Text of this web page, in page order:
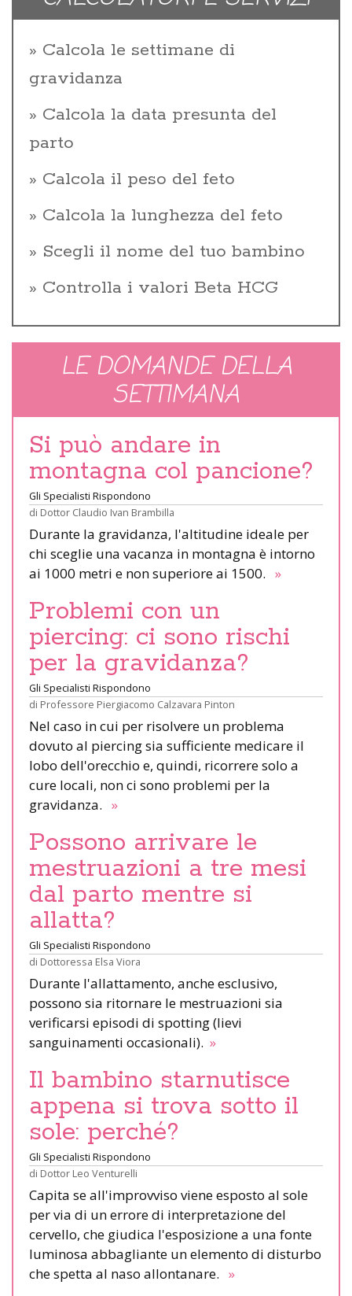
Calcola le settimane di
gravidanza
Calcola la data presunta del
parto
Calcola il peso del feto
Calcola la lunghezza del feto
Scegli il nome del tuo bambino
Controlla i valori Beta HCG
LE DOMANDE DELLA
SETTIMANA
Si può andare in
montagna col pancione?
Gli Specialisti Rispondono
di Dottor Claudio Ivan Brambilla
Durante la gravidanza, l'altitudine ideale per
chi sceglie una vacanza in montagna è intorno
ai 1000 metri e non superiore ai 1500. »
Problemi con un
piercing: ci sono rischi
per la gravidanza?
Gli Specialisti Rispondono
di Professore Piergiacomo Calzavara Pinton
Nel caso in cui per risolvere un problema
dovuto al piercing sia sufficiente medicare il
lobo dell'orecchio e, quindi, ricorrere solo a
cure locali, non ci sono problemi per la
gravidanza. »
Possono arrivare le
mestruazioni a tre mesi
dal parto mentre si
allatta?
Gli Specialisti Rispondono
di Dottoressa Elsa Viora
Durante l'allattamento, anche esclusivo,
possono sia ritornare le mestruazioni sia
verificarsi episodi di spotting (lievi
sanguinamenti occasionali). »
Il bambino starnutisce
appena si trova sotto il
sole: perché?
Gli Specialisti Rispondono
di Dottor Leo Venturelli
Capita se all'improvviso viene esposto al sole
per via di un errore di interpretazione del
cervello, che giudica l'esposizione a una fonte
luminosa abbagliante un elemento di disturbo
che spetta al naso allontanare. »